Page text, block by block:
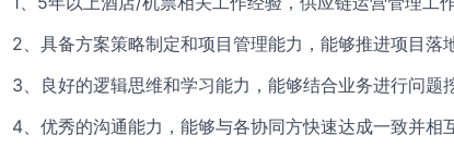
2、具备方案策略制定和项目管理能力，能够推进项目落
3、良好的逻辑思维和学习能力，能够结合业务进行问题
4、优秀的沟通能力，能够与各协同方快速达成一致并相